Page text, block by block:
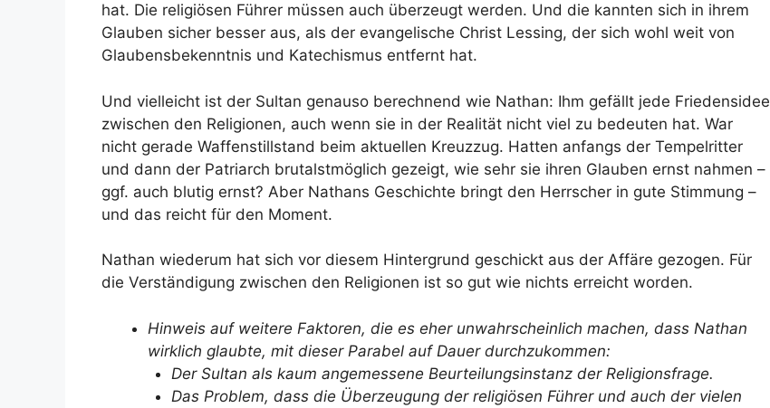
hat. Die religiösen Führer müssen auch überzeugt werden. Und die kannten sich in ihrem
Glauben sicher besser aus, als der evangelische Christ Lessing, der sich wohl weit von
Glaubensbekenntnis und Katechismus entfernt hat.
Und vielleicht ist der Sultan genauso berechnend wie Nathan: Ihm gefällt jede Friedensidee
zwischen den Religionen, auch wenn sie in der Realität nicht viel zu bedeuten hat. War
nicht gerade Waffenstillstand beim aktuellen Kreuzzug. Hatten anfangs der Tempelritter
und dann der Patriarch brutalstmöglich gezeigt, wie sehr sie ihren Glauben ernst nahmen –
ggf. auch blutig ernst? Aber Nathans Geschichte bringt den Herrscher in gute Stimmung –
und das reicht für den Moment.
Nathan wiederum hat sich vor diesem Hintergrund geschickt aus der Affäre gezogen. Für
die Verständigung zwischen den Religionen ist so gut wie nichts erreicht worden.
Hinweis auf weitere Faktoren, die es eher unwahrscheinlich machen, dass Nathan
wirklich glaubte, mit dieser Parabel auf Dauer durchzukommen:
Der Sultan als kaum angemessene Beurteilungsinstanz der Religionsfrage.
Das Problem, dass die Überzeugung der religiösen Führer und auch der vielen